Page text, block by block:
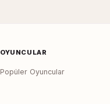
OYUNCULAR
Popüler Oyuncular